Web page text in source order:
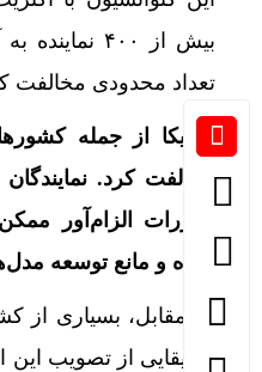
بیش از ۴۰۰
تعداد محدودی مخالفت
آمریکا از جمله
مخالفت کرد.
مقررات الزام‌آور
کرده و مانع توسعه
در مقابل، بسیاری از
آفریقایی از تصویب این